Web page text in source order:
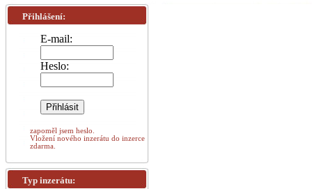
Přihlášení:
E-mail:
Heslo:
zapoměl jsem heslo.
Vložení nového inzerátu do inzerce
zdarma.
Typ inzerátu: